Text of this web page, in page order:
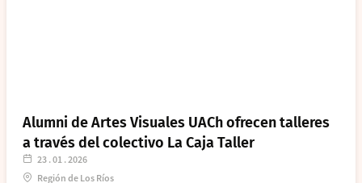
23 . 01 . 2026
Región de Los Ríos
Alumni de Artes Visuales UACh ofrecen talleres
a través del colectivo La Caja Taller